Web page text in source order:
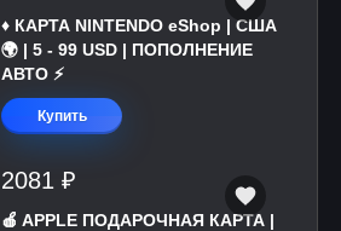
♦️ КАРТА NINTENDO eShop | США
🌍 | 5 - 99 USD | ПОПОЛНЕНИЕ
АВТО ⚡
Купить
2081 ₽
🍎 APPLE ПОДАРОЧНАЯ КАРТА |